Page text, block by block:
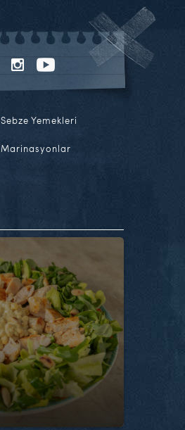
Sebze Yemekleri
Marinasyonlar